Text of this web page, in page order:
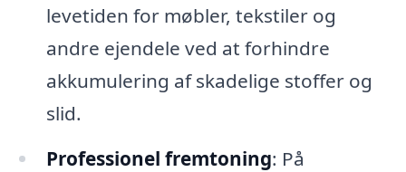
levetiden for møbler, tekstiler og
andre ejendele ved at forhindre
akkumulering af skadelige stoffer og
slid.
Professionel fremtoning: På